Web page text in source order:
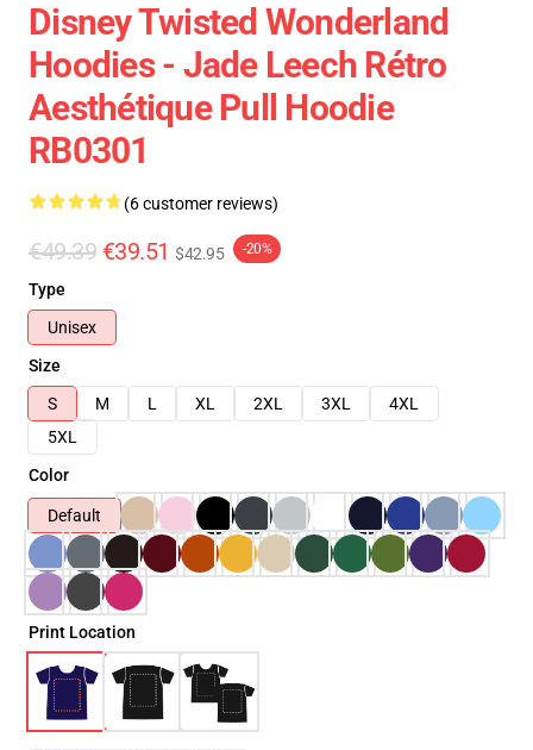
Disney Twisted Wonderland
Hoodies - Jade Leech Rétro
Aesthétique Pull Hoodie
RB0301
(6 customer reviews)
€49.39 €39.51 $42.95 -20%
Type
Unisex
Size
S
M L XL 2XL 3XL
4XL
5XL
Color
Default
Print Location